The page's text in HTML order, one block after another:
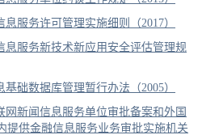
息服务许可管理实施细则（2017）
息服务新技术新应用安全评估管理规
础数据库管理暂行办法（2005）
网新闻信息服务单位审批备案和外国
提供金融信息服务业务审批实施机关